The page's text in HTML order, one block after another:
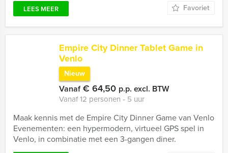
LEES MEER Favoriet
Empire City Dinner Tablet Game in
Venlo
Nieuw
Vanaf€ 64,50 p.p. excl. BTW
Vanaf 12 personen ‐ 5 uur
Maak kennis met de Empire City Dinner Game van Venlo
Evenementen: een hypermodern, virtueel GPS spel in
Venlo, in combinatie met een 3-gangen diner.